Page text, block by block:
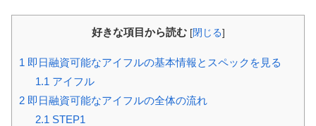
好きな項目から読む [閉じる]
1 即日融資可能なアイフルの基本情報とスペックを見る
1.1 アイフル
2 即日融資可能なアイフルの全体の流れ
2.1 STEP1